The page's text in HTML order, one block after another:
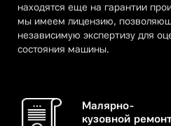
находятся еще на гарантии
мы имеем лицензию,
независимую экспертизу для
состояния машины.
Малярно-
кузовной